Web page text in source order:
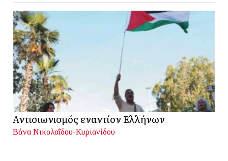
Αντισιωνισμός εναντίον Ελλήνων
Βάνα Νικολαΐδου-Κυριανίδου